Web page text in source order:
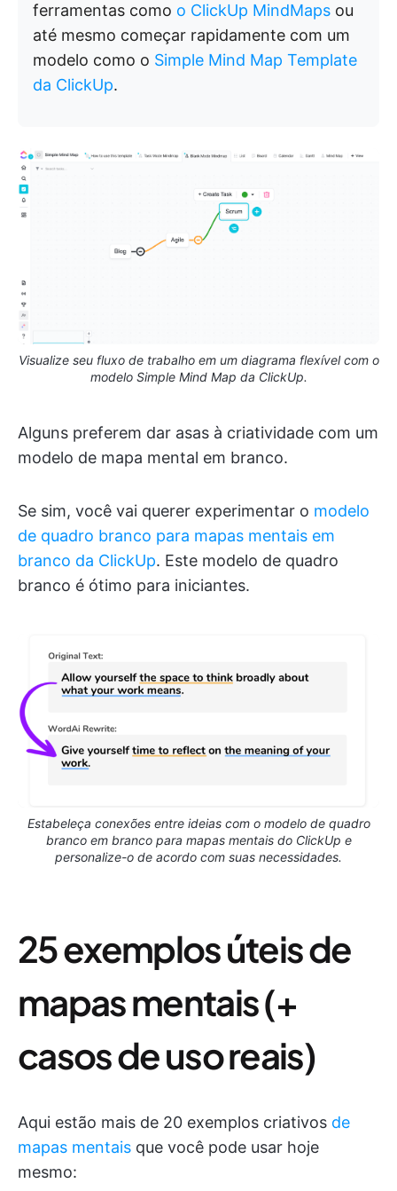
ferramentas como o ClickUp MindMaps ou
até mesmo começar rapidamente com um
modelo como o Simple Mind Map Template
da ClickUp.
Visualize seu fluxo de trabalho em um diagrama flexível com o
modelo Simple Mind Map da ClickUp.
Alguns preferem dar asas à criatividade com um
modelo de mapa mental em branco.
Se sim, você vai querer experimentar o modelo
de quadro branco para mapas mentais em
branco da ClickUp. Este modelo de quadro
branco é ótimo para iniciantes.
Estabeleça conexões entre ideias com o modelo de quadro
branco em branco para mapas mentais do ClickUp e
personalize-o de acordo com suas necessidades.
25 exemplos úteis de
mapas mentais (+
casos de uso reais)
Aqui estão mais de 20 exemplos criativos de
mapas mentais que você pode usar hoje
mesmo: